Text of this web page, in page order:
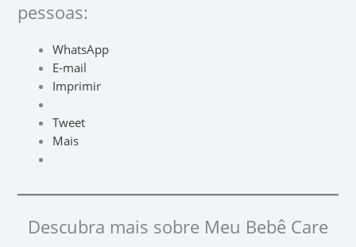
pessoas:
WhatsApp
E-mail
Imprimir
Tweet
Mais
Descubra mais sobre Meu Bebê Care